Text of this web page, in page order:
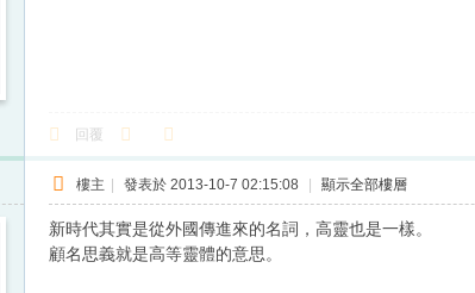
回覆
樓主 | 發表於 2013-10-7 02:15:08 | 顯示全部樓層
新時代其實是從外國傳進來的名詞，高靈也是一樣。
顧名思義就是高等靈體的意思。